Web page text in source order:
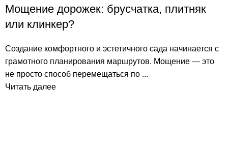
Мощение дорожек: брусчатка, плитняк
или клинкер?
Создание комфортного и эстетичного сада начинается с
грамотного планирования маршрутов. Мощение — это
не просто способ перемещаться по ...
Читать далее